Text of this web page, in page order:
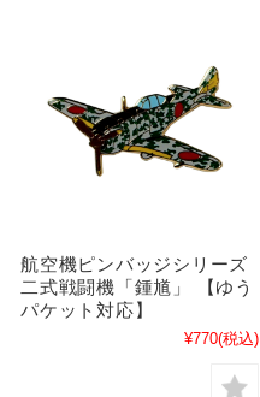
航空機ピンバッジシリーズ
二式戦闘機「鍾馗」 【ゆう
パケット対応】
¥770(税込)